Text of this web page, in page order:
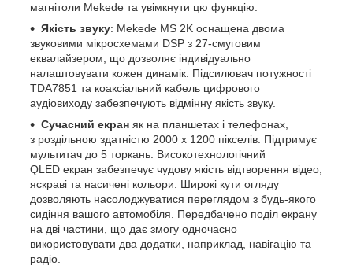
магнітоли Mekede та увімкнути цю функцію.
Якість звуку: Mekede MS 2K оснащена двома
звуковими мікросхемами DSP з 27-смуговим
еквалайзером, що дозволяє індивідуально
налаштовувати кожен динамік. Підсилювач потужності
TDA7851 та коаксіальний кабель цифрового
аудіовиходу забезпечують відмінну якість звуку.
Сучасний екран як на планшетах і телефонах,
з роздільною здатністю 2000 х 1200 пікселів. Підтримує
мультитач до 5 торкань. Високотехнологічний
QLED екран забезпечує чудову якість відтворення відео,
яскраві та насичені кольори. Широкі кути огляду
дозволяють насолоджуватися переглядом з будь-якого
сидіння вашого автомобіля. Передбачено поділ екрану
на дві частини, що дає змогу одночасно
використовувати два додатки, наприклад, навігацію та
радіо.